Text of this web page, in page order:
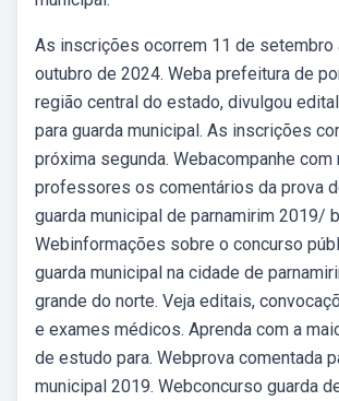
As inscrições ocorrem 11 de setembro
outubro de 2024. Weba prefeitura de
região central do estado, divulgou
para guarda municipal. As inscrições
próxima segunda. Webacompanhe
professores os comentários da prova
guarda municipal de parnamirim 2019/
Webinformações sobre o concurso
guarda municipal na cidade de
grande do norte. Veja editais,
e exames médicos. Aprenda com a
de estudo para. Webprova comentada
municipal 2019. Webconcurso guarda